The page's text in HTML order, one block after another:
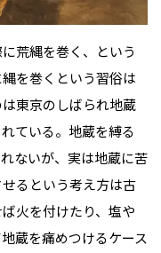
荒縄を巻く、という
を巻くという習俗は
東京のしばられ地蔵
ている。地蔵を縛る
ないが、実は地蔵に苦
るという考え方は古
火を付けたり、塩や
蔵を痛めつけるケース